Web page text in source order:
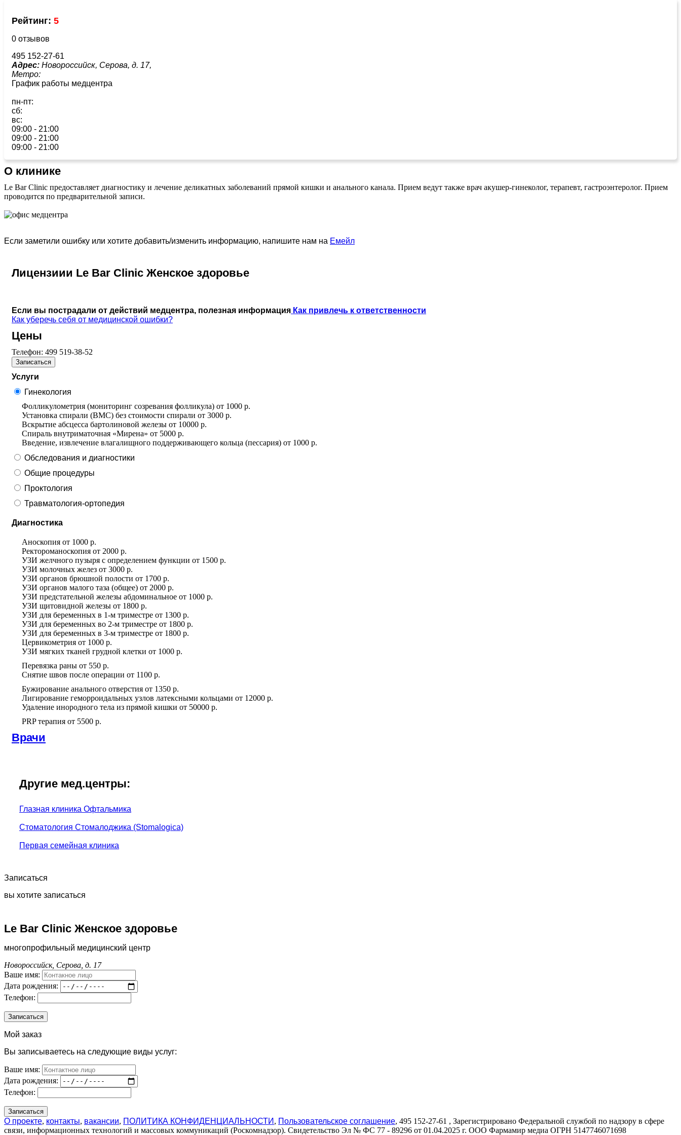
Рейтинг: 5
0 отзывов
495 152-27-61
Адрес: Новороссийск, Серова, д. 17,
Метро:
График работы медцентра
пн-пт:
сб:
вс:
09:00 - 21:00
09:00 - 21:00
09:00 - 21:00
О клинике
Le Bar Clinic предоставляет диагностику и лечение деликатных заболеваний прямой кишки и анального канала. Прием ведут также врач акушер-гинеколог, терапевт, гастроэнтеролог. Прием
проводится по предварительной записи.
Если заметили ошибку или хотите добавить/изменить информацию, напишите нам на Емейл
Лицензиии Le Bar Clinic Женское здоровье
Если вы пострадали от действий медцентра, полезная информация Как привлечь к ответственности
Как уберечь себя от медицинской ошибки?
Цены
Телефон: 499 519-38-52
Записаться
Услуги
Гинекология
Фолликулометрия (мониторинг созревания фолликула) от 1000 р.
Установка спирали (ВМС) без стоимости спирали от 3000 р.
Вскрытие абсцесса бартолиновой железы от 10000 р.
Спираль внутриматочная «​Мирена» от 5000 р.
Введение, извлечение влагалищного поддерживающего кольца (пессария) от 1000 р.
Обследования и диагностики
Общие процедуры
Проктология
Травматология-ортопедия
Диагностика
Аноскопия от 1000 р.
Ректороманоскопия от 2000 р.
УЗИ желчного пузыря с определением функции от 1500 р.
УЗИ молочных желез от 3000 р.
УЗИ органов брюшной полости от 1700 р.
УЗИ органов малого таза (общее) от 2000 р.
УЗИ предстательной железы абдоминальное от 1000 р.
УЗИ щитовидной железы от 1800 р.
УЗИ для беременных в 1-м триместре от 1300 р.
УЗИ для беременных во 2-м триместре от 1800 р.
УЗИ для беременных в 3-м триместре от 1800 р.
Цервикометрия от 1000 р.
УЗИ мягких тканей грудной клетки от 1000 р.
Перевязка раны от 550 р.
Снятие швов после операции от 1100 р.
Бужирование анального отверстия от 1350 р.
Лигирование геморроидальных узлов латексными кольцами от 12000 р.
Удаление инородного тела из прямой кишки от 50000 р.
PRP терапия от 5500 р.
Врачи
Другие мед.центры:
Глазная клиника Офтальмика
Стоматология Стомалоджика (Stomalogica)
Первая семейная клиника
Записаться
вы хотите записаться
Le Bar Clinic Женское здоровье
многопрофильный медицинский центр
Новороссийск, Серова, д. 17
Ваше имя:
Дата рождения:
Телефон:
Мой заказ
Вы записываетесь на следующие виды услуг:
Ваше имя:
Дата рождения:
Телефон:
О проекте, контакты, вакансии, ПОЛИТИКА КОНФИДЕНЦИАЛЬНОСТИ , Пользовательское соглашение, 495 152-27-61 , Зарегистрировано Федеральной службой по надзору в сфере
связи, информационных технологий и массовых коммуникаций (Роскомнадзор). Свидетельство Эл № ФС 77 - 89296 от 01.04.2025 г. ООО Фармамир медиа ОГРН 5147746071698